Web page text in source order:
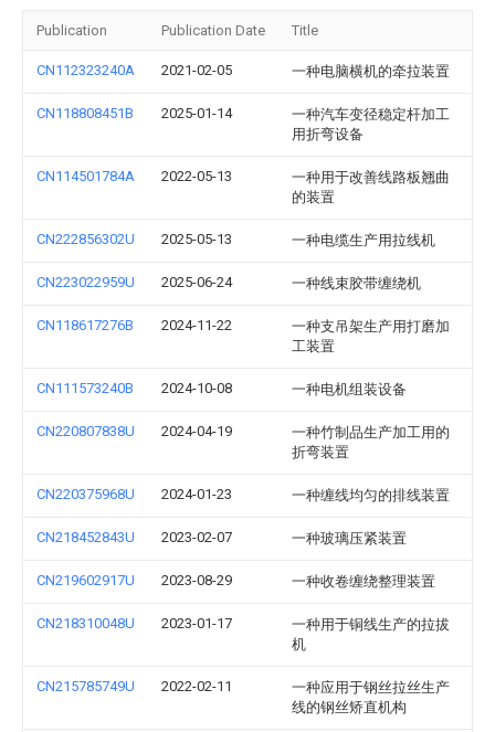
Publication Publication Date Title
CN112323240A 2021-02-05 一种电脑横机的牵拉装置
CN118808451B 2025-01-14
一种汽车变径稳定杆加工
用折弯设备
CN114501784A 2022-05-13
一种用于改善线路板翘曲
的装置
CN222856302U 2025-05-13 一种电缆生产用拉线机
CN223022959U 2025-06-24 一种线束胶带缠绕机
CN118617276B 2024-11-22
一种支吊架生产用打磨加
工装置
CN111573240B 2024-10-08 一种电机组装设备
CN220807838U 2024-04-19
一种竹制品生产加工用的
折弯装置
CN220375968U 2024-01-23 一种缠线均匀的排线装置
CN218452843U 2023-02-07 一种玻璃压紧装置
CN219602917U 2023-08-29 一种收卷缠绕整理装置
CN218310048U 2023-01-17
一种用于铜线生产的拉拔
机
CN215785749U 2022-02-11
一种应用于钢丝拉丝生产
线的钢丝矫直机构